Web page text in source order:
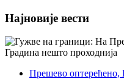
Најновије вести
Прешево оптерећено,